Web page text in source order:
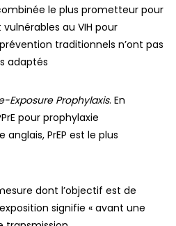
le plus prometteur pour
au VIH pour
traditionnels n’ont pas
adaptés
Exposure Prophylaxis. En
pour prophylaxie
PrEP est le plus
dont l’objectif est de
signifie « avant une